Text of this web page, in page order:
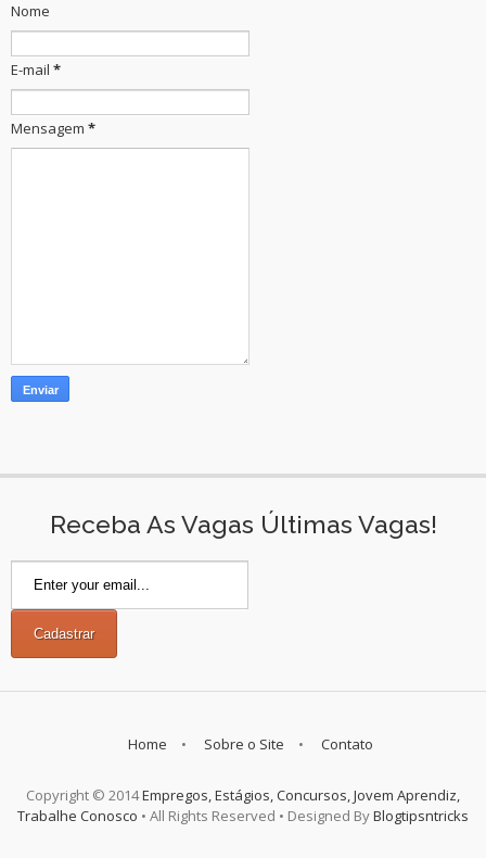
Nome
E-mail *
Mensagem *
Receba As Vagas Últimas Vagas!
Home Sobre o Site Contato
Copyright © 2014Empregos, Estágios, Concursos, Jovem Aprendiz,
Trabalhe Conosco • All Rights Reserved • Designed ByBlogtipsntricks